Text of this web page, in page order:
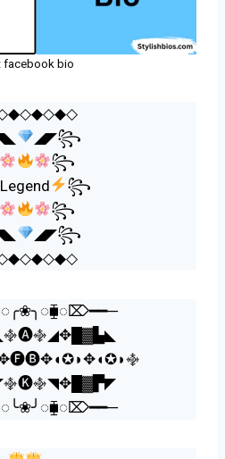
facebook bio
◢◤꧂
꧂
Legend
꧂
꧂
◢◤꧂